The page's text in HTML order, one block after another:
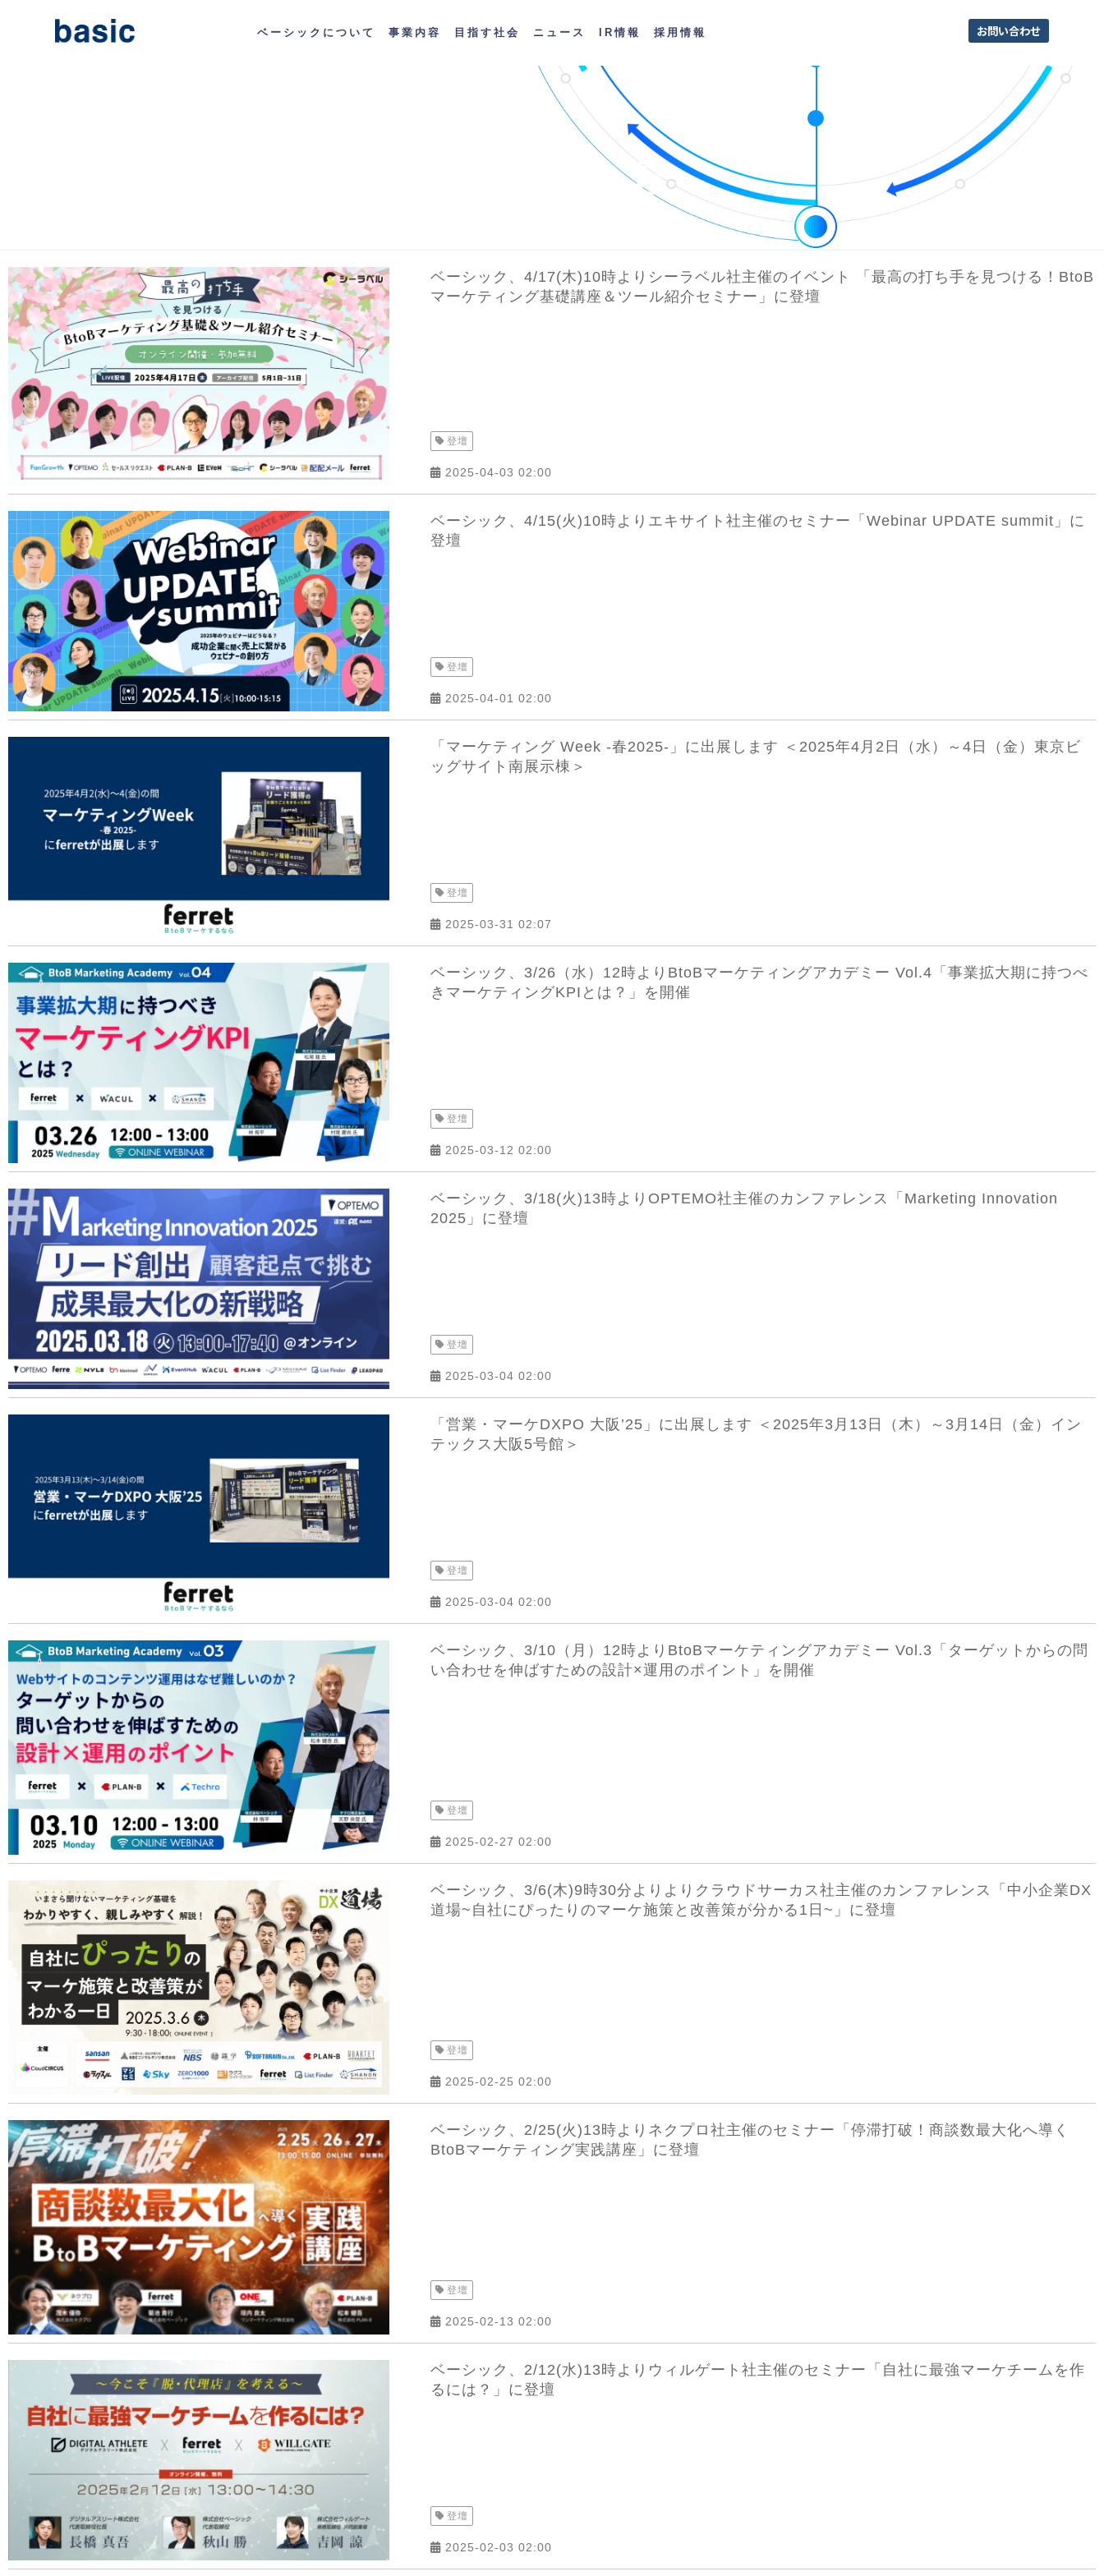
ベーシックについて 事業内容 目指す社会 ニュース IR情報 採用情報 お問い合わせ
仕組みとテクノロジーで
ベーシック、4/17(木)10時よりシーラベル社主催のイベント 「最高の打ち手を見つける！BtoB
マーケティング基礎講座＆ツール紹介セミナー」に登壇
登壇
2025-04-03 02:00
ベーシック、4/15(火)10時よりエキサイト社主催のセミナー「Webinar UPDATE summit」に
登壇
登壇
2025-04-01 02:00
「マーケティング Week -春2025-」に出展します ＜2025年4月2日（水）～4日（金）東京ビ
ッグサイト南展示棟＞
登壇
2025-03-31 02:07
ベーシック、3/26（水）12時よりBtoBマーケティングアカデミー Vol.4「事業拡大期に持つべ
きマーケティングKPIとは？」を開催
登壇
2025-03-12 02:00
ベーシック、3/18(火)13時よりOPTEMO社主催のカンファレンス「Marketing Innovation
2025」に登壇
登壇
2025-03-04 02:00
「営業・マーケDXPO 大阪’25」に出展します ＜2025年3月13日（木）～3月14日（金）イン
テックス大阪5号館＞
登壇
2025-03-04 02:00
ベーシック、3/10（月）12時よりBtoBマーケティングアカデミー Vol.3「ターゲットからの問
い合わせを伸ばすための設計×運用のポイント」を開催
登壇
2025-02-27 02:00
ベーシック、3/6(木)9時30分よりよりクラウドサーカス社主催のカンファレンス「中小企業DX
道場~自社にぴったりのマーケ施策と改善策が分かる1日~」に登壇
登壇
2025-02-25 02:00
ベーシック、2/25(火)13時よりネクプロ社主催のセミナー「停滞打破！商談数最大化へ導く
BtoBマーケティング実践講座」に登壇
登壇
2025-02-13 02:00
ベーシック、2/12(水)13時よりウィルゲート社主催のセミナー「自社に最強マーケチームを作
るには？」に登壇
登壇
2025-02-03 02:00